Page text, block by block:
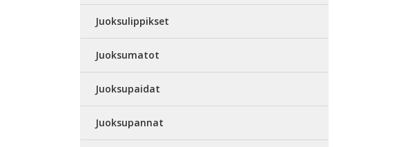
Juoksulippikset
Juoksumatot
Juoksupaidat
Juoksupannat